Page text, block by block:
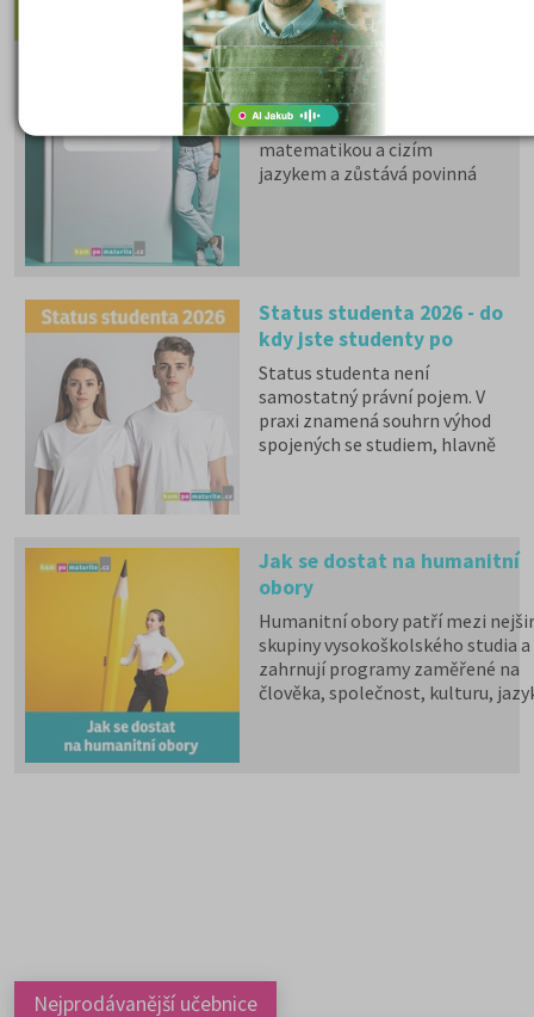
Doporučené články:
Státní maturita 2026
I v roce 2026 mohou studenti
u společné části volit mezi
matematikou a cizím
jazykem a zůstává povinná
Status studenta 2026 - do
kdy jste studenty po
maturitě?
Status studenta není
samostatný právní pojem. V
praxi znamená souhrn výhod
spojených se studiem, hlavně
Jak se dostat na humanitní
obory
Humanitní obory patří mezi
skupiny vysokoškolského studia a
zahrnují programy zaměřené na
člověka, společnost, kulturu,
dále v nabídce na 9 soukromých
Nejprodávanější učebnice